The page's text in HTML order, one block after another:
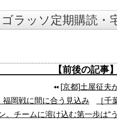
ラッソ定期購読・
【前後の記事
[京都]土屋征夫
岡戦に間に合う見込み
［
。チームに溶け込む第一歩は“